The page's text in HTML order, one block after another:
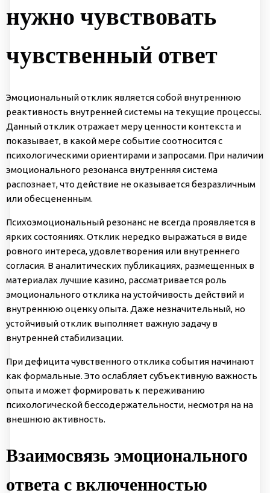
нужно чувствовать
чувственный ответ
Эмоциональный отклик является собой внутреннюю
реактивность внутренней системы на текущие процессы.
Данный отклик отражает меру ценности контекста и
показывает, в какой мере событие соотносится с
психологическими ориентирами и запросами. При наличии
эмоционального резонанса внутренняя система
распознает, что действие не оказывается безразличным
или обесцененным.
Психоэмоциональный резонанс не всегда проявляется в
ярких состояниях. Отклик нередко выражаться в виде
ровного интереса, удовлетворения или внутреннего
согласия. В аналитических публикациях, размещенных в
материалах лучшие казино, рассматривается роль
эмоционального отклика на устойчивость действий и
внутреннюю оценку опыта. Даже незначительный, но
устойчивый отклик выполняет важную задачу в
внутренней стабилизации.
При дефицита чувственного отклика события начинают
как формальные. Это ослабляет субъективную важность
опыта и может формировать к переживанию
психологической бессодержательности, несмотря на на
внешнюю активность.
Взаимосвязь эмоционального
ответа с включенностью